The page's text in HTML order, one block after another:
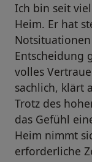
Ich bin seit
Heim. Er hat
Entscheidung
volles
sachlich, klärt
Trotz des
das Gefühl
Heim nimmt
erforderliche